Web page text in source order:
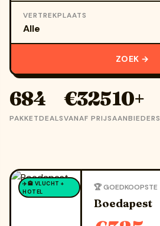
VERTREKPLAATS
ZOEK →
684
PAKKETDEALS
€325
VANAF PRIJS
10+
AANBIEDERS
✈️🏨 VLUCHT +
HOTEL
🏆 GOEDKOOPSTE
Boedapest